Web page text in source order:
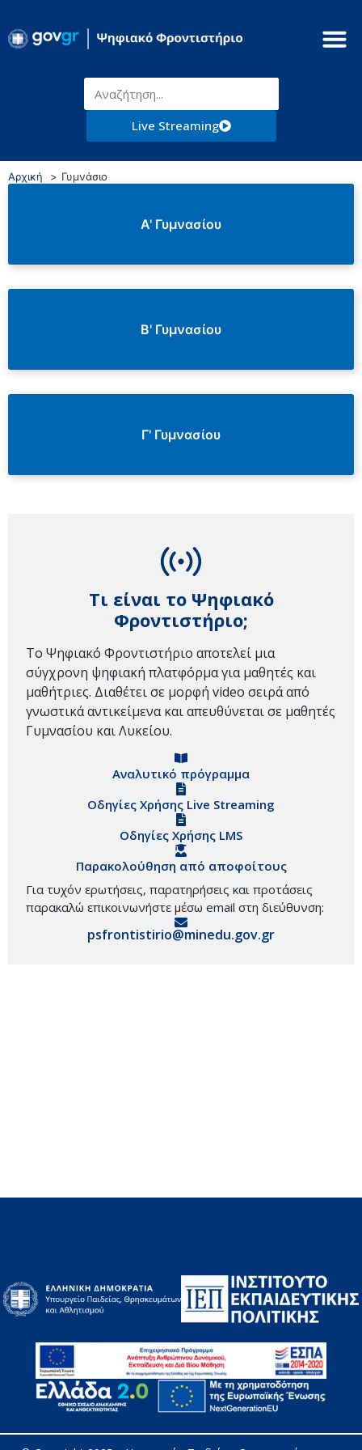
Live Streaming
Αρχική Γυμνάσιο
Α' Γυμνασίου
Β' Γυμνασίου
Γ' Γυμνασίου
Τι είναι το Ψηφιακό
Φροντιστήριο;
Το Ψηφιακό Φροντιστήριο αποτελεί μια
σύγχρονη ψηφιακή πλατφόρμα για μαθητές και
μαθήτριες. Διαθέτει σε μορφή video σειρά από
γνωστικά αντικείμενα και απευθύνεται σε μαθητές
Γυμνασίου και Λυκείου.
Αναλυτικό πρόγραμμα
Οδηγίες Χρήσης Live Streaming
Οδηγίες Χρήσης LMS
Παρακολούθηση από αποφοίτους
Για τυχόν ερωτήσεις, παρατηρήσεις και προτάσεις
παρακαλώ επικοινωνήστε μέσω email στη διεύθυνση:
psfrontistirio@minedu.gov.gr